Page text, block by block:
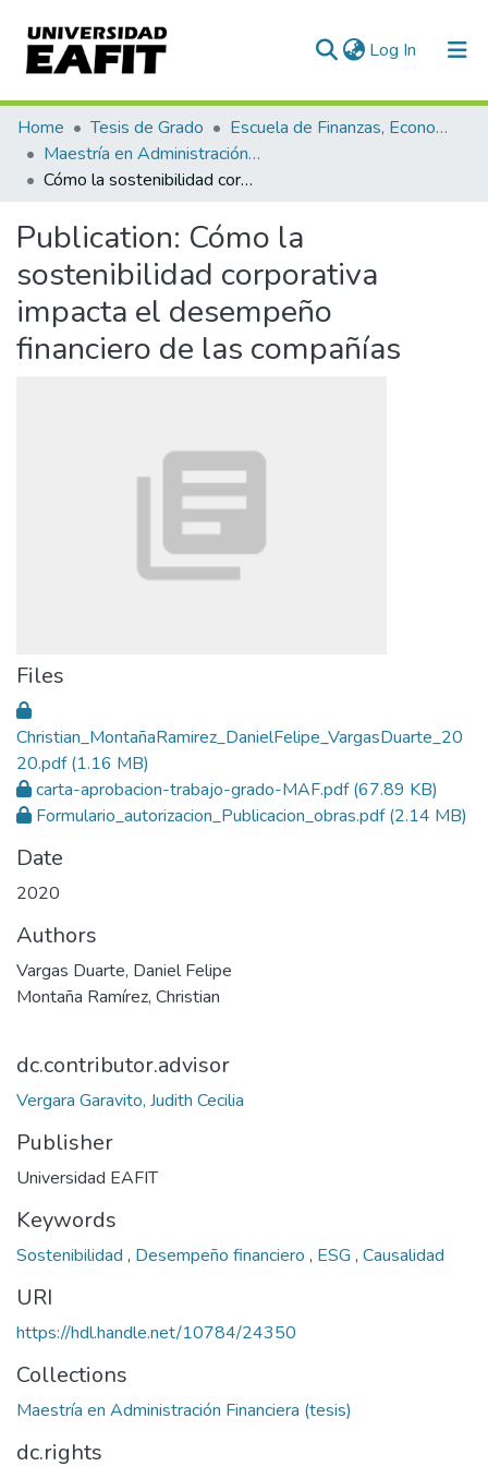
Log In (current)
Communities & Collections
All of DSpace
Home Tesis de Grado
Escuela de Finanzas, Economía y Gobierno
Maestría en Administración Financiera (tesis)
Cómo la sostenibilidad corporativa impacta el desempeño financiero de las compañías
Publication: Cómo la
sostenibilidad corporativa
impacta el desempeño
financiero de las compañías
Files
Christian_MontañaRamirez_DanielFelipe_VargasDuarte_20
20.pdf(1.16 MB)
carta-aprobacion-trabajo-grado-MAF.pdf(67.89 KB)
Formulario_autorizacion_Publicacion_obras.pdf(2.14 MB)
Date
2020
Authors
Vargas Duarte, Daniel Felipe
Montaña Ramírez, Christian
dc.contributor.advisor
Vergara Garavito, Judith Cecilia
Publisher
Universidad EAFIT
Keywords
Sostenibilidad , Desempeño financiero , ESG , Causalidad
URI
https://hdl.handle.net/10784/24350
Collections
Maestría en Administración Financiera (tesis)
dc.rights